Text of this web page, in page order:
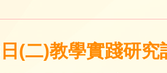
(二)教學實踐研究